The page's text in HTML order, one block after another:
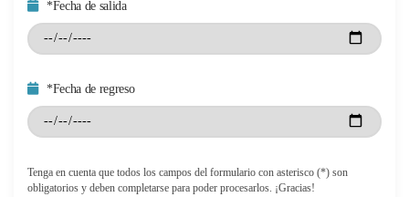
*Fecha de salida
*Fecha de regreso
Tenga en cuenta que todos los campos del formulario con asterisco (*) son
obligatorios y deben completarse para poder procesarlos. ¡Gracias!